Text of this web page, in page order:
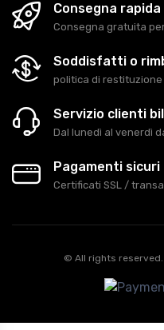
Consegna
Consegna gratuita
Soddisfatti o
politica di
Servizio clienti
Dal lunedì al venerdì
Pagamenti sicuri
Certificati SSL /
© All rights reserved.